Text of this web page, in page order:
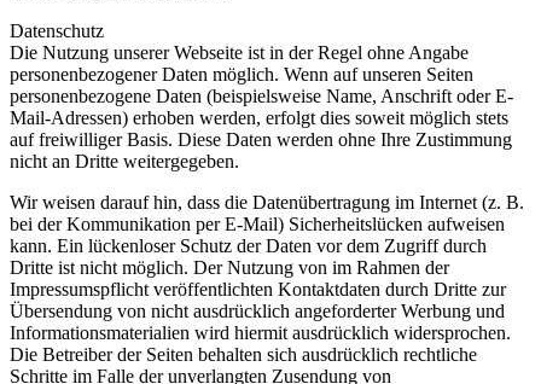
Datenschutz
Die Nutzung unserer Webseite ist in der Regel ohne Angabe
personenbezogener Daten möglich. Wenn auf unseren Seiten
personenbezogene Daten (beispielsweise Name, Anschrift oder E-
Mail-Adressen) erhoben werden, erfolgt dies soweit möglich stets
auf freiwilliger Basis. Diese Daten werden ohne Ihre Zustimmung
nicht an Dritte weitergegeben.
Wir weisen darauf hin, dass die Datenübertragung im Internet (z. B.
bei der Kommunikation per E-Mail) Sicherheitslücken aufweisen
kann. Ein lückenloser Schutz der Daten vor dem Zugriff durch
Dritte ist nicht möglich. Der Nutzung von im Rahmen der
Impressumspflicht veröffentlichten Kontaktdaten durch Dritte zur
Übersendung von nicht ausdrücklich angeforderter Werbung und
Informationsmaterialien wird hiermit ausdrücklich widersprochen.
Die Betreiber der Seiten behalten sich ausdrücklich rechtliche
Schritte im Falle der unverlangten Zusendung von